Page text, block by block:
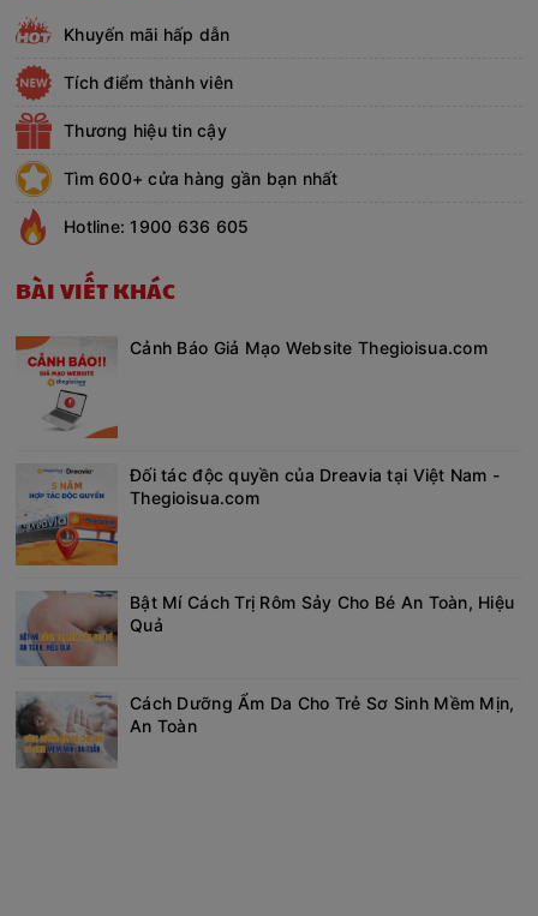
Khuyến mãi hấp dẫn
Tích điểm thành viên
Thương hiệu tin cậy
Tìm 600+ cửa hàng gần bạn nhất
Hotline: 1900 636 605
BÀI VIẾT KHÁC
Cảnh Báo Giả Mạo Website Thegioisua.com
Đối tác độc quyền của Dreavia tại Việt Nam -
Thegioisua.com
Bật Mí Cách Trị Rôm Sảy Cho Bé An Toàn, Hiệu
Quả
Cách Dưỡng Ẩm Da Cho Trẻ Sơ Sinh Mềm Mịn,
An Toàn